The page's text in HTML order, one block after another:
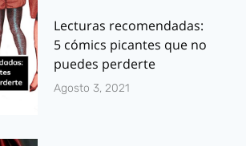
Lecturas recomendadas:
5 cómics picantes que no
puedes perderte
Agosto 3, 2021